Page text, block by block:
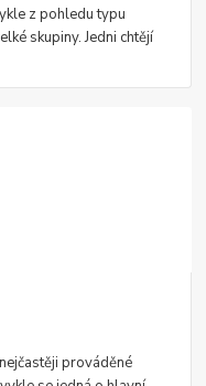
z pohledu typu
skupiny. Jedni chtějí
prováděné